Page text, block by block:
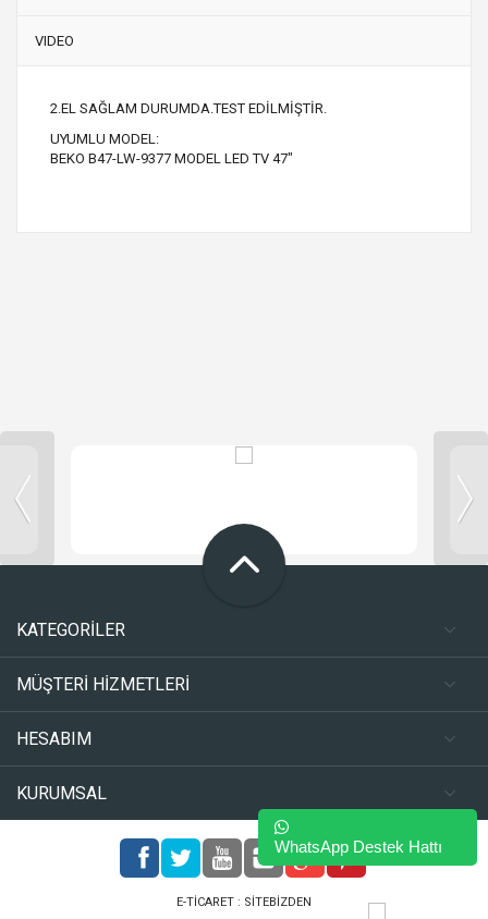
VIDEO
2.EL SAĞLAM DURUMDA.TEST EDİLMİŞTİR.
UYUMLU MODEL:
BEKO B47-LW-9377 MODEL LED TV 47"
KATEGORİLER
MÜŞTERİ HİZMETLERİ
HESABIM
KURUMSAL
E-TICARET : SITEBIZDEN
WhatsApp Destek Hattı